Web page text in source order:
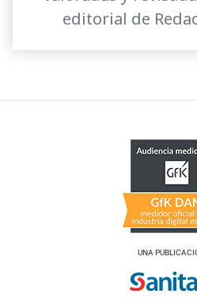
editorial de
UNA